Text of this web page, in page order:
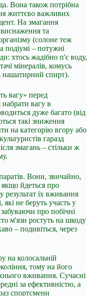
Вона також потрібна
життєво важливих
На змагання
та
(солоне теж
подіумі – потужні
хтось жадібно п'є воду,
мінералів, комусь
нашатирний спирт).
вагу» перед
вагу в
дуже багато (від
такі зниження
на категорію вгору або
гаразд
змагань – стільки ж
Вони, звичайно,
якщо йдеться про
результат їх вживання
не беруть участь у
про побічні
м'язи ростуть на шкоду
– подивіться, через
на колосальній
тому на його
вживання. Сучасні
за ефективністю, а
спортсмени